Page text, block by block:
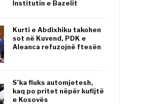
Institutin e Bazelit
Kurti e Abdixhiku takohen
sot në Kuvend, PDK e
Aleanca refuzojnë ftesën
S’ka fluks automjetesh,
kaq po pritet nëpër kufijtë
e Kosovës